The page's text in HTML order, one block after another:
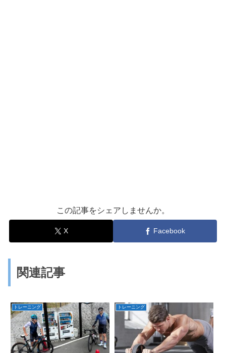
この記事をシェアしませんか。
X Facebook
関連記事
トレーニング トレーニング